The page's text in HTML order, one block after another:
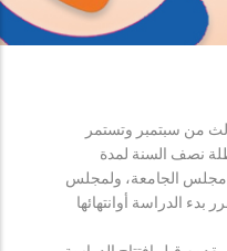
من سبتمبر وتستمر
نصف السنة لمدة
مجلس الجامعة، ولمجلس
بدء الدراسة أوانتهائها